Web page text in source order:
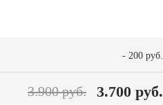
- 200 руб.
3.900 руб. 3.700 руб.